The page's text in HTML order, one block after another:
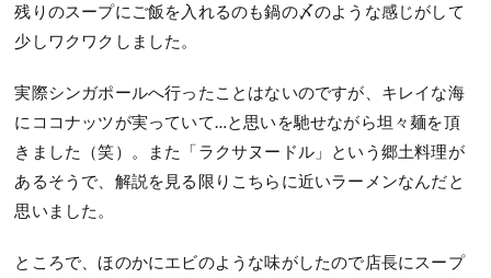
残りのスープにご飯を入れるのも鍋の〆のような感じがして
少しワクワクしました。
実際シンガポールへ行ったことはないのですが、キレイな海
にココナッツが実っていて…と思いを馳せながら坦々麺を頂
きました（笑）。また「ラクサヌードル」という郷土料理が
あるそうで、解説を見る限りこちらに近いラーメンなんだと
思いました。
ところで、ほのかにエビのような味がしたので店長にスープ